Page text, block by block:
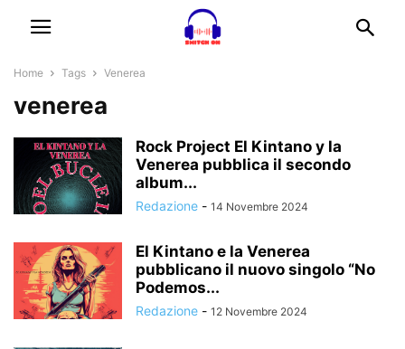
Home Tags Venerea
venerea
Rock Project El Kintano y la
Venerea pubblica il secondo
album...
Redazione - 14 Novembre 2024
El Kintano e la Venerea
pubblicano il nuovo singolo “No
Podemos...
Redazione - 12 Novembre 2024